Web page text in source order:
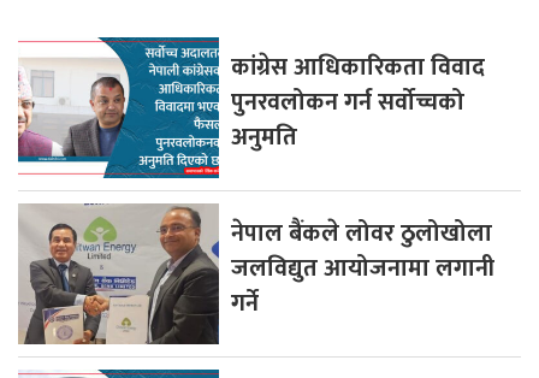
कांग्रेस आधिकारिकता विवाद
पुनरवलोकन गर्न सर्वोच्चको
अनुमति
नेपाल बैंकले लोवर ठुलोखोला
जलविद्युत आयोजनामा लगानी
गर्ने